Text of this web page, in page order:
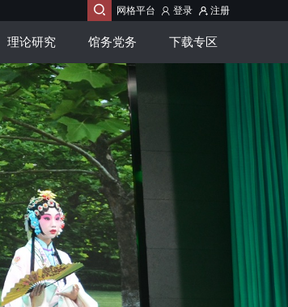
 网格平台 登录 注册
理论研究 馆务党务 下载专区